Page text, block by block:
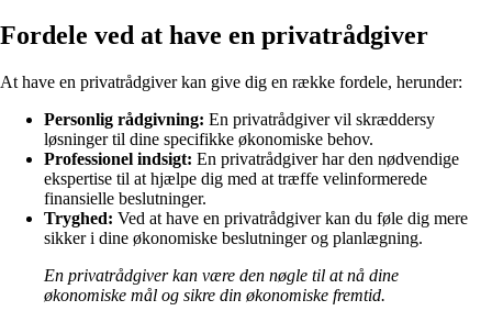
Fordele ved at have en privatrådgiver
At have en privatrådgiver kan give dig en række fordele, herunder:
Personlig rådgivning: En privatrådgiver vil skræddersy
løsninger til dine specifikke økonomiske behov.
Professionel indsigt: En privatrådgiver har den nødvendige
ekspertise til at hjælpe dig med at træffe velinformerede
finansielle beslutninger.
Tryghed: Ved at have en privatrådgiver kan du føle dig mere
sikker i dine økonomiske beslutninger og planlægning.
En privatrådgiver kan være den nøgle til at nå dine
økonomiske mål og sikre din økonomiske fremtid.